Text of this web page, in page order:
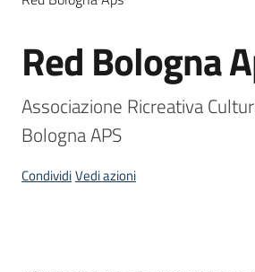
Novità
Servizi
Leggi
Atti
Salta al contenuto
Red Bologna
Associazione Ricreativa
Bologna APS
CondividiVedi azioni